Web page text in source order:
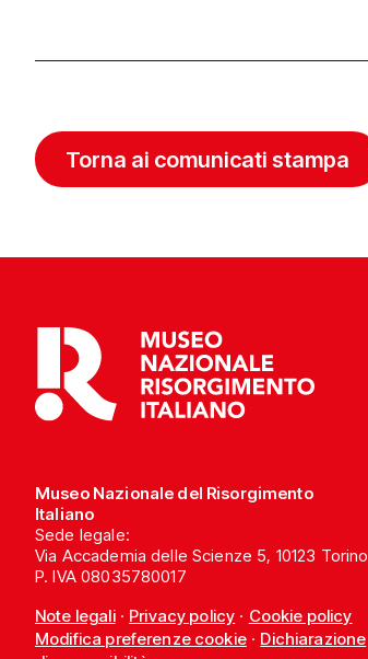
Torna ai comunicati stampa
Museo Nazionale del Risorgimento
Italiano
Sede legale:
Via Accademia delle Scienze 5, 10123 Torino
P. IVA 08035780017
Note legali· Privacy policy · Cookie policy
Modifica preferenze cookie· Dichiarazione